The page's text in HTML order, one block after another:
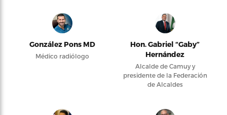
González Pons MD
Médico radiólogo
Hon. Gabriel “Gaby”
Hernández
Alcalde de Camuy y
presidente de la Federación
de Alcaldes